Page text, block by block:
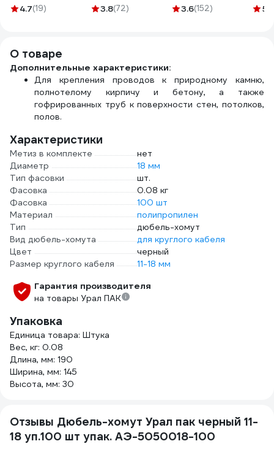
полиэстер, 9/L,
4.7(19)
3.8(72)
3.6(152)
105
О товаре
Дополнительные характеристики:
Для крепления проводов к природному камню,
полнотелому кирпичу и бетону, а также
гофрированных труб к поверхности стен, потолков,
полов.
Характеристики
Метиз в комплекте
нет
Диаметр
18 мм
Тип фасовки
шт.
Фасовка
0.08 кг
Фасовка
100 шт
Материал
полипропилен
Тип
дюбель-хомут
Вид дюбель-хомута
для круглого кабеля
Цвет
черный
Размер круглого кабеля
11-18 мм
Гарантия производителя
на товары Урал ПАК
Упаковка
Единица товара: Штука
Вес, кг: 0.08
Длина, мм: 190
Ширина, мм: 145
Высота, мм: 30
Отзывы Дюбель-хомут Урал пак черный 11-
18 уп.100 шт упак. АЭ-5050018-100